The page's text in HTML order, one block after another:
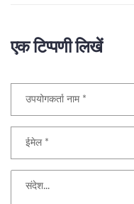
एक टिप्पणी लिखें